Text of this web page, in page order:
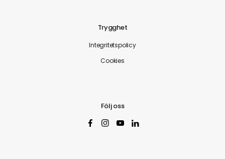
Trygghet
Integritetspolicy
Cookies
Följ oss